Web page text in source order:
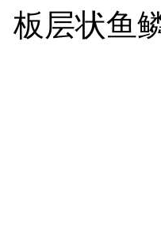
板层状鱼